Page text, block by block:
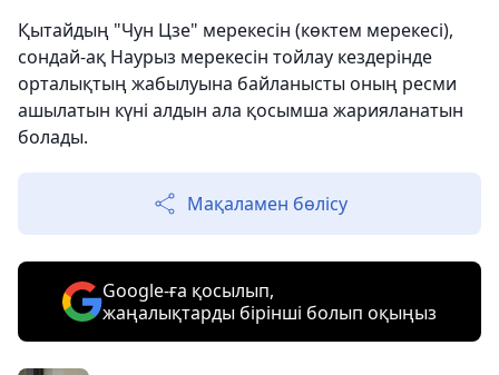
Қытайдың "Чун Цзе" мерекесін (көктем мерекесі),
сондай-ақ Наурыз мерекесін тойлау кездерінде
орталықтың жабылуына байланысты оның ресми
ашылатын күні алдын ала қосымша жарияланатын
болады.
Мақаламен бөлісу
Google-ға қосылып,
жаңалықтарды бірінші болып оқыңыз